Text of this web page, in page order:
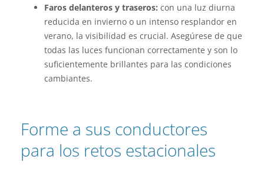
Faros delanteros y traseros: con una luz diurna
reducida en invierno o un intenso resplandor en
verano, la visibilidad es crucial. Asegúrese de que
todas las luces funcionan correctamente y son lo
suficientemente brillantes para las condiciones
cambiantes.
Forme a sus conductores
para los retos estacionales